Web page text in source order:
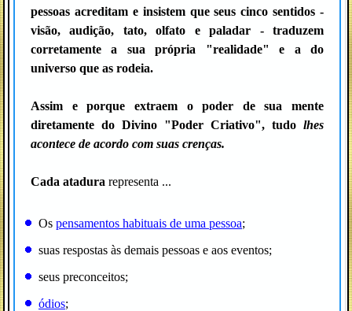
pessoas acreditam e insistem que seus cinco sentidos -
visão, audição, tato, olfato e paladar - traduzem
corretamente a sua própria "realidade" e a do
universo que as rodeia.
Assim e porque extraem o poder de sua mente
diretamente do Divino "Poder Criativo", tudo lhes
acontece de acordo com suas crenças.
Cada atadura representa ...
Os pensamentos habituais de uma pessoa;
suas respostas às demais pessoas e aos eventos;
seus preconceitos;
ódios;